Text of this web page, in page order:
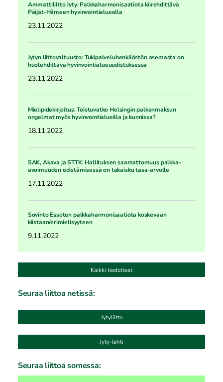
Ammattiliitto Jyty: Palkkaharmonisaatiota kiirehdittävä
Päijät-Hämeen hyvinvointialueella
23.11.2022
Jytyn liittovaltuusto: Tukipalveluhenkilöstön asemasta on
huolehdittava hyvinvointialueuudistuksessa
23.11.2022
Mielipidekirjoitus: Toistuvatko Helsingin palkanmaksun
ongelmat myös hyvinvointialueilla ja kunnissa?
18.11.2022
SAK, Akava ja STTK: Hallituksen saamattomuus palkka-
avoimuuden edistämisessä on takaisku tasa-arvolle
17.11.2022
Sovinto Essoten palkkaharmonisaatiota koskevaan
kiistaan/erimielisyyteen
9.11.2022
Kaikki tiedotteet
Seuraa liittoa netissä:
Jytyliitto
Jyty-lehti
Seuraa liittoa somessa: